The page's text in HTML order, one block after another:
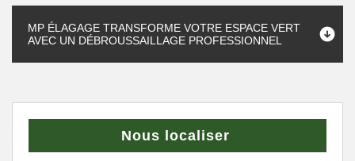
MP ÉLAGAGE TRANSFORME VOTRE ESPACE VERT
AVEC UN DÉBROUSSAILLAGE PROFESSIONNEL
Nous localiser